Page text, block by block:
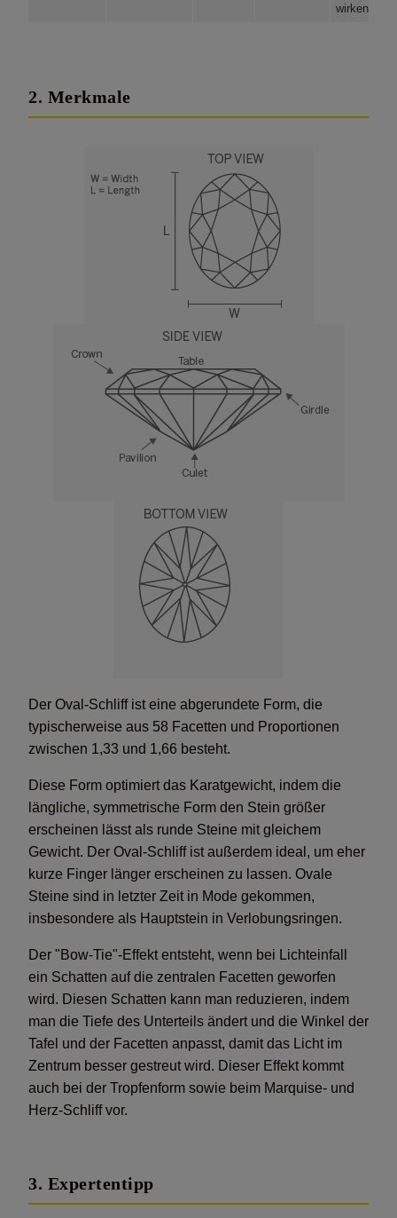
wirken.
2. Merkmale
Der Oval-Schliff ist eine abgerundete Form, die
typischerweise aus 58 Facetten und Proportionen
zwischen 1,33 und 1,66 besteht.
Diese Form optimiert das Karatgewicht, indem die
längliche, symmetrische Form den Stein größer
erscheinen lässt als runde Steine mit gleichem
Gewicht. Der Oval-Schliff ist außerdem ideal, um eher
kurze Finger länger erscheinen zu lassen. Ovale
Steine sind in letzter Zeit in Mode gekommen,
insbesondere als Hauptstein in Verlobungsringen.
Der "Bow-Tie"-Effekt entsteht, wenn bei Lichteinfall
ein Schatten auf die zentralen Facetten geworfen
wird. Diesen Schatten kann man reduzieren, indem
man die Tiefe des Unterteils ändert und die Winkel der
Tafel und der Facetten anpasst, damit das Licht im
Zentrum besser gestreut wird. Dieser Effekt kommt
auch bei der Tropfenform sowie beim Marquise- und
Herz-Schliff vor.
3. Expertentipp